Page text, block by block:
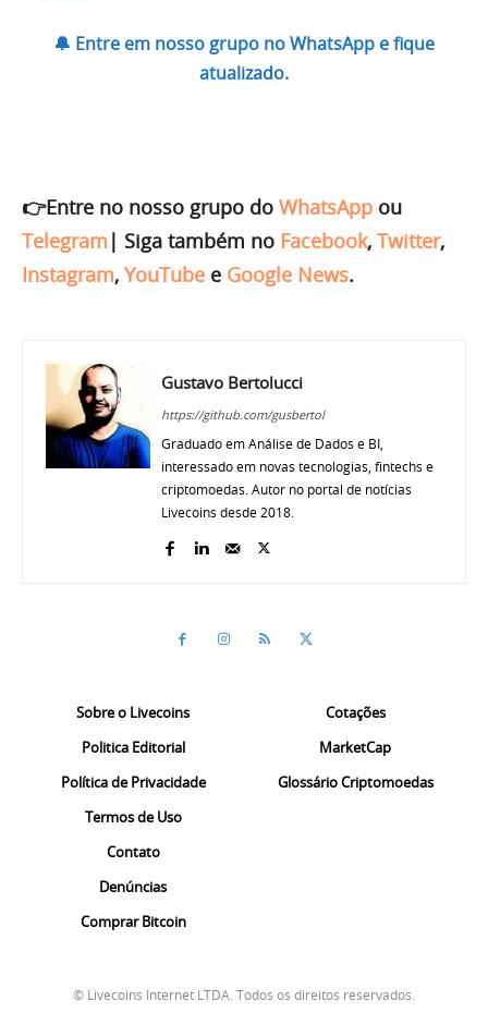
🔔 Entre em nosso grupo no WhatsApp e fique
atualizado.
👉Entre no nosso grupo do WhatsApp ou
Telegram | Siga também no Facebook, Twitter,
Instagram, YouTube e Google News.
Gustavo Bertolucci
https://github.com/gusbertol
Graduado em Análise de Dados e BI,
interessado em novas tecnologias, fintechs e
criptomoedas. Autor no portal de notícias
Livecoins desde 2018.
Sobre o Livecoins
Politica Editorial
Política de Privacidade
Termos de Uso
Contato
Denúncias
Comprar Bitcoin
Cotações
MarketCap
Glossário Criptomoedas
© Livecoins Internet LTDA. Todos os direitos reservados.